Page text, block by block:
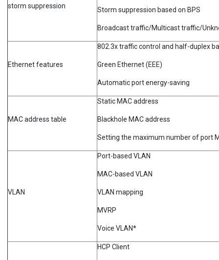
storm suppression
Storm suppression based on BPS
Broadcast traffic/Multicast traffic/
Ethernet features
802.3x traffic control and half-duplex
Green Ethernet (EEE)
Automatic port energy-saving
MAC address table
Static MAC address
Blackhole MAC address
Setting the maximum number of port
VLAN
Port-based VLAN
MAC-based VLAN
VLAN mapping
MVRP
Voice VLAN*
HCP Client